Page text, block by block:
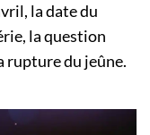
la date du
la question
rupture du jeûne.